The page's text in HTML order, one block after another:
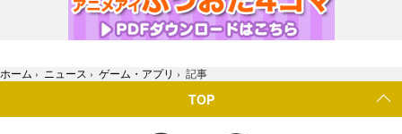
ホーム › ニュース › ゲーム・アプリ › 記事
TOP